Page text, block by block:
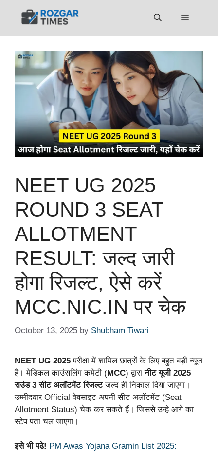
Menu
NEET UG 2025
ROUND 3 SEAT
ALLOTMENT
RESULT: जल्द जारी
होगा रिजल्ट, ऐसे करें
MCC.NIC.IN पर चेक
October 13, 2025 by Shubham Tiwari
NEET UG 2025 परीक्षा में शामिल छात्रों के लिए बहुत बड़ी न्यूज
है। मेडिकल काउंसलिंग कमेटी (MCC) द्वारानीट यूजी 2025
राउंड 3 सीट अलॉटमेंट रिजल्टजल्द ही निकाल दिया जाएगा।
उम्मीदवार Official वेबसाइट अपनी सीट अलॉटमेंट (Seat
Allotment Status) चेक कर सकते हैं। जिससे उन्हे आगे का
स्टेप पता चल जाएगा।
इसे भी पढे! PM Awas Yojana Gramin List 2025: